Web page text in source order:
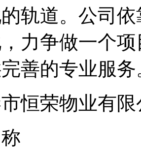
轨道。公司
力争做一个
善的专业服务
市恒荣物业